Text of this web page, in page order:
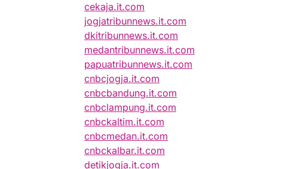
cekaja.it.com
jogjatribunnews.it.com
dkitribunnews.it.com
medantribunnews.it.com
papuatribunnews.it.com
cnbcjogja.it.com
cnbcbandung.it.com
cnbclampung.it.com
cnbckaltim.it.com
cnbcmedan.it.com
cnbckalbar.it.com
detikjogja.it.com